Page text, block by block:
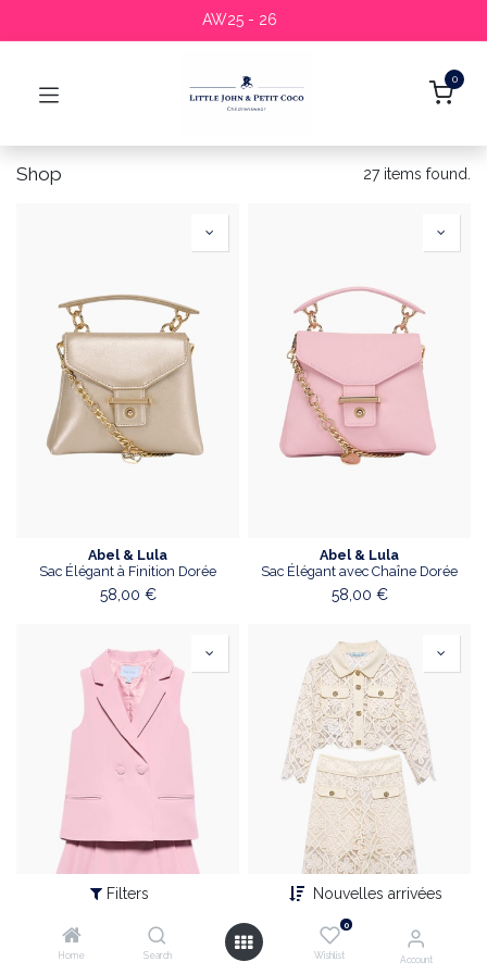
Filters Nouvelles arrivées
Home Search
0
Wishlist Account
AW25 - 26
0
Shop 27 items found.
Abel & Lula
Sac Élégant à Finition Dorée
58,00 €
Abel & Lula
Sac Élégant avec Chaîne Dorée
58,00 €